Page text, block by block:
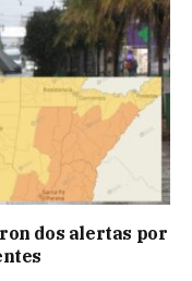
dos alertas por